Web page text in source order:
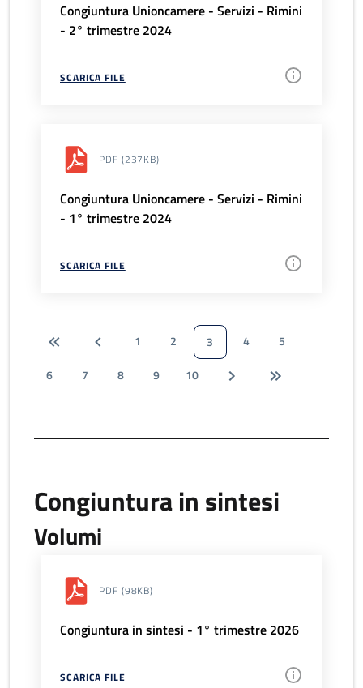
Congiuntura Unioncamere - Servizi - Rimini
- 2° trimestre 2024
SCARICA FILE
PDF (237KB)
Congiuntura Unioncamere - Servizi - Rimini
- 1° trimestre 2024
SCARICA FILE
1 2 3 4
5
6
7 8 9 10
Congiuntura in sintesi
Volumi
PDF (98KB)
Congiuntura in sintesi - 1° trimestre 2026
SCARICA FILE